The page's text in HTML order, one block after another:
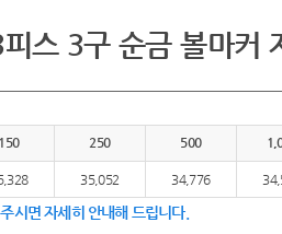
스 3구 순금 볼마커
150 250 500
35,052 34,776
시면 자세히 안내해 드립니다.